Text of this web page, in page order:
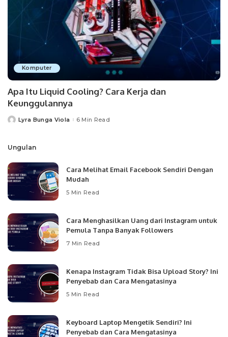
Komputer
Apa Itu Liquid Cooling? Cara Kerja dan
Keunggulannya
PostedLyra Bunga Viola 6 Min Read
Ungulan
Cara Melihat Email Facebook Sendiri Dengan
Mudah
5 Min Read
Cara Menghasilkan Uang dari Instagram untuk
Pemula Tanpa Banyak Followers
7 Min Read
Kenapa Instagram Tidak Bisa Upload Story? Ini
Penyebab dan Cara Mengatasinya
5 Min Read
Keyboard Laptop Mengetik Sendiri? Ini
Penyebab dan Cara Mengatasinya